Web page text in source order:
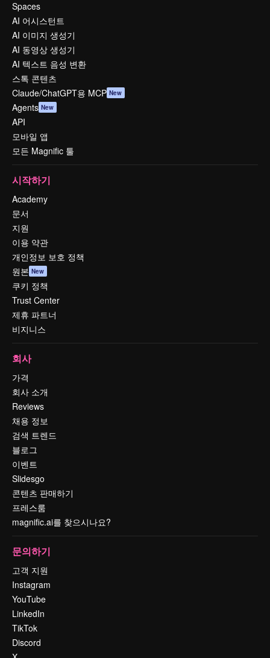
Spaces
AI 어시스턴트
AI 이미지 생성기
AI 동영상 생성기
AI 텍스트 음성 변환
스톡 콘텐츠
Claude/ChatGPT용 MCP New
Agents New
API
모바일 앱
모든 Magnific 툴
시작하기
Academy
문서
지원
이용 약관
개인정보 보호 정책
원본 New
쿠키 정책
Trust Center
제휴 파트너
비지니스
회사
가격
회사 소개
Reviews
채용 정보
검색 트렌드
블로그
이벤트
Slidesgo
콘텐츠 판매하기
프레스룸
magnific.ai를 찾으시나요?
문의하기
고객 지원
Instagram
YouTube
LinkedIn
TikTok
Discord